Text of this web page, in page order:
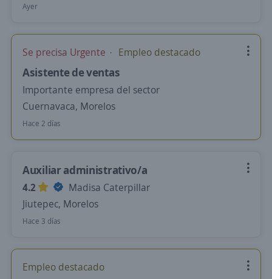
Ayer
Se precisa Urgente Empleo destacado
Asistente de ventas
Importante empresa del sector
Cuernavaca, Morelos
Hace 2 días
Auxiliar administrativo/a
4.2
Madisa Caterpillar
Jiutepec, Morelos
Hace 3 días
Empleo destacado